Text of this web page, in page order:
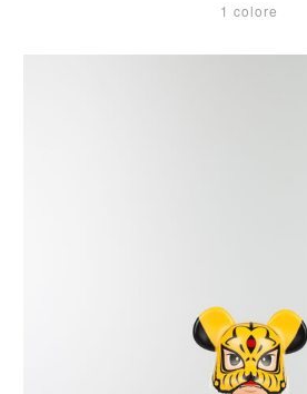
1 colore